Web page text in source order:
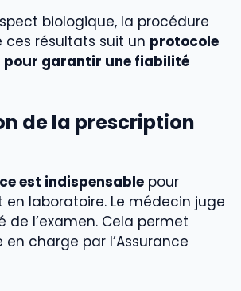
biologique, la procédure
ces résultats suit un protocole
garantir une fiabilité
de la prescription
est indispensable pour
en laboratoire. Le médecin juge
de l’examen. Cela permet
en charge par l’Assurance